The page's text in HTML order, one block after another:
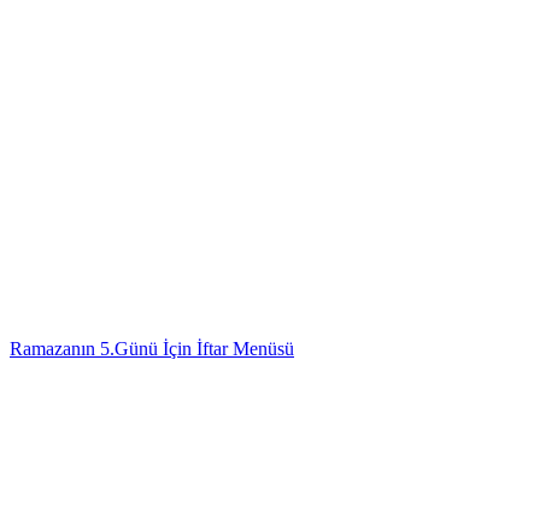
Ramazanın 5.Günü İçin İftar Menüsü